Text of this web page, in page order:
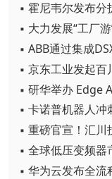
▪ 大力发展“工厂
▪ 京东工业发起
▪ 研华举办 Edge
▪ 卡诺普机器人冲
▪ 全球低压变频
▪ 华为云发布全